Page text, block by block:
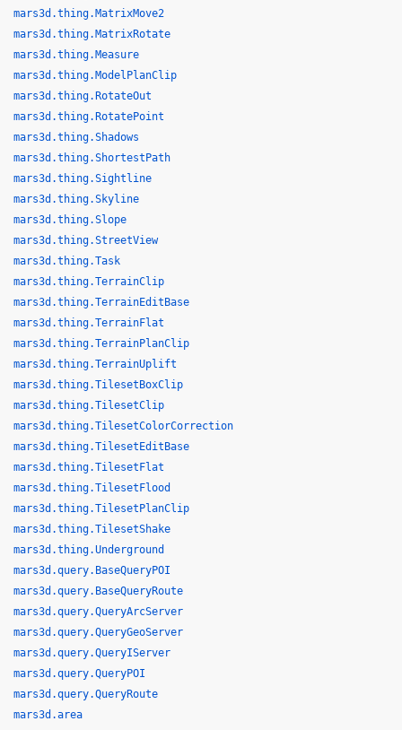
mars3d.thing.MatrixMove2
mars3d.thing.MatrixRotate
mars3d.thing.Measure
mars3d.thing.ModelPlanClip
mars3d.thing.RotateOut
mars3d.thing.RotatePoint
mars3d.thing.Shadows
mars3d.thing.ShortestPath
mars3d.thing.Sightline
mars3d.thing.Skyline
mars3d.thing.Slope
mars3d.thing.StreetView
mars3d.thing.Task
mars3d.thing.TerrainClip
mars3d.thing.TerrainEditBase
mars3d.thing.TerrainFlat
mars3d.thing.TerrainPlanClip
mars3d.thing.TerrainUplift
mars3d.thing.TilesetBoxClip
mars3d.thing.TilesetClip
mars3d.thing.TilesetColorCorrection
mars3d.thing.TilesetEditBase
mars3d.thing.TilesetFlat
mars3d.thing.TilesetFlood
mars3d.thing.TilesetPlanClip
mars3d.thing.TilesetShake
mars3d.thing.Underground
mars3d.query.BaseQueryPOI
mars3d.query.BaseQueryRoute
mars3d.query.QueryArcServer
mars3d.query.QueryGeoServer
mars3d.query.QueryIServer
mars3d.query.QueryPOI
mars3d.query.QueryRoute
mars3d.area